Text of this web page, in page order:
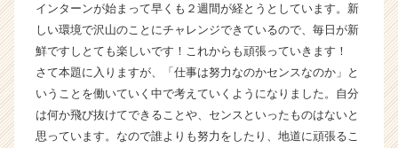
ベ
ン
チ
ャ
成
長
企
インターンが始まって早くも２週間が経とうとしています。新
しい環境で沢山のことにチャレンジできているので、毎日が新
鮮ですしとても楽しいです！これからも頑張っていきます！
さて本題に入りますが、「仕事は努力なのかセンスなのか」と
いうことを働いていく中で考えていくようになりました。自分
は何か飛び抜けてできることや、センスといったものはないと
思っています。なので誰よりも努力をしたり、地道に頑張るこ